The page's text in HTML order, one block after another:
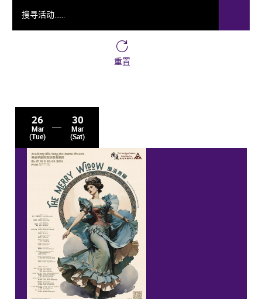
重置
26
Mar
(Tue)
30
Mar
(Sat)